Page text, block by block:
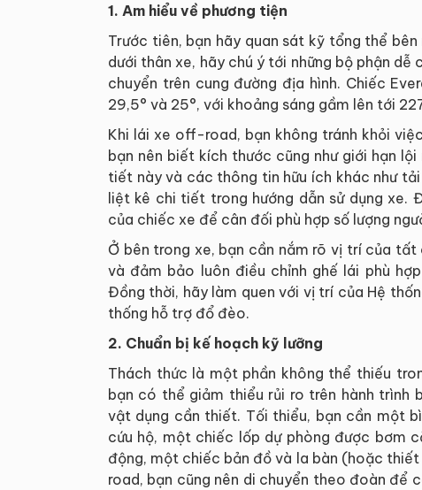
1. Am hiểu về phương tiện
Trước tiên, bạn hãy quan sát kỹ tổng thể
dưới thân xe, hãy chú ý tới những bộ phận
chuyển trên cung đường địa hình. Chiếc
29,5° và 25°, với khoảng sáng gầm lên tới
Khi lái xe off-road, bạn không tránh khỏi
bạn nên biết kích thước cũng như giới hạn
tiết này và các thông tin hữu ích khác như
liệt kê chi tiết trong hướng dẫn sử dụng xe.
của chiếc xe để cân đối phù hợp số lượng
Ở bên trong xe, bạn cần nắm rõ vị trí của
và đảm bảo luôn điều chỉnh ghế lái phù
Đồng thời, hãy làm quen với vị trí của Hệ
thống hỗ trợ đổ đèo.
2. Chuẩn bị kế hoạch kỹ lưỡng
Thách thức là một phần không thể thiếu
bạn có thể giảm thiểu rủi ro trên hành trình
vật dụng cần thiết. Tối thiểu, bạn cần một
cứu hộ, một chiếc lốp dự phòng được bơm
động, một chiếc bản đồ và la bàn (hoặc
road, bạn cũng nên di chuyển theo đoàn để